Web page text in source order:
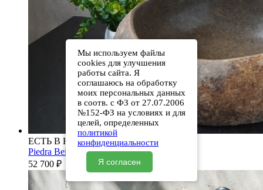
ЕСТЬ В НАЛИЧИИ
Piedra Beige S286 00501111613
52 700 ₽
Мы используем файлы
cookies для улучшения
работы сайта. Я
соглашаюсь на обработку
моих персональных данных
в соотв. с ФЗ от 27.07.2006
№152-ФЗ на условиях и для
целей, определенных
политикой
конфиденциальности
Я согласен